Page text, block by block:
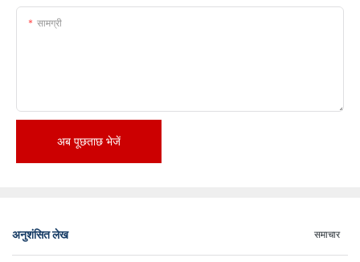
सामग्री
अब पूछताछ भेजें
अनुशंसित लेख समाचार